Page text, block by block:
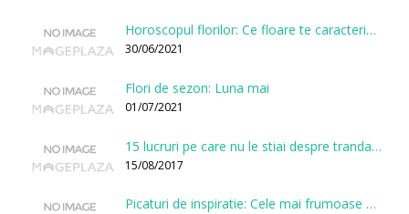
Horoscopul florilor: Ce floare te caracterizeaza in functie de ziua nasterii?
30/06/2021
Flori de sezon: Luna mai
01/07/2021
15 lucruri pe care nu le stiai despre trandafiri
15/08/2017
Picaturi de inspiratie: Cele mai frumoase citate despre flori